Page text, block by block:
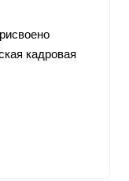
кадровая